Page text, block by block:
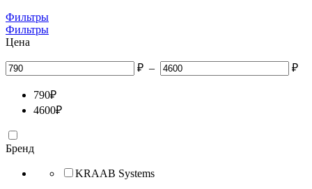
Фильтры
Фильтры
Цена
₽ – ₽
790₽
4600₽
Бренд
KRAAB Systems